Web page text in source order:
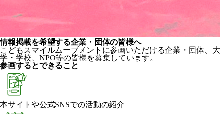
情報掲載を希望する企業・団体の皆様へ
こどもスマイルムーブメントに参画いただける企業・団体、大
学・学校、NPO等の皆様を募集しています。
参画するとできること
本サイトや公式SNSでの活動の紹介